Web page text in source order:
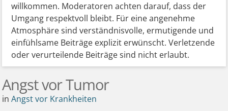
willkommen. Moderatoren achten darauf, dass der
Umgang respektvoll bleibt. Für eine angenehme
Atmosphäre sind verständnisvolle, ermutigende und
einfühlsame Beiträge explizit erwünscht. Verletzende
oder verurteilende Beiträge sind nicht erlaubt.
Angst vor Tumor
inAngst vor Krankheiten